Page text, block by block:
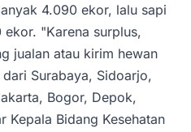
4.090 ekor, lalu sapi
"Karena surplus,
jualan atau kirim hewan
Surabaya, Sidoarjo,
Bogor, Depok,
Kepala Bidang Kesehatan